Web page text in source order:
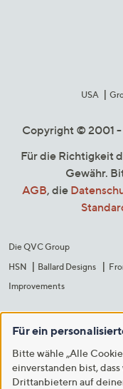
USA
Copyright © 2001 -
Für die Richtigkeit
Gewähr.
AGB, die
Die QVC Group
HSN
Ballard Designs
Improvements
Für ein
Bitte wähle „Alle
einverstanden bist,
Drittanbietern auf